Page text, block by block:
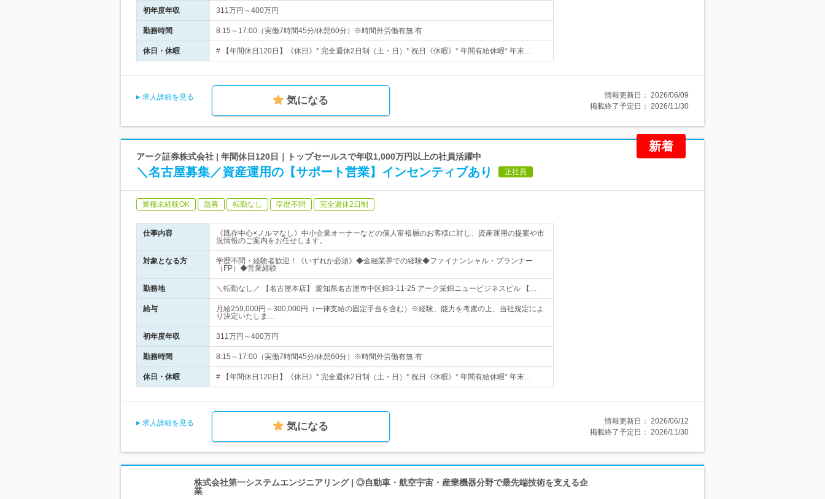
初年度年収 311万円～400万円
勤務時間 8:15～17:00（実働7時間45分/休憩60分）※時間外労働有無:有
休日・休暇 # 【年間休日120日】《休日》* 完全週休2日制（土・日）* 祝日《休暇》* 年間有給休暇* 年末…
求人詳細を見る 気になる 情報更新日： 2026/06/09
掲載終了予定日： 2026/11/30
新着
アーク証券株式会社 | 年間休日120日｜トップセールスで年収1,000万円以上の社員活躍中
＼名古屋募集／資産運用の【サポート営業】インセンティブあり 正社員
業種未経験OK 急募 転勤なし 学歴不問 完全週休2日制
仕事内容
《既存中心×ノルマなし》中小企業オーナーなどの個人富裕層のお客様に対し、資産運用の提案や市
況情報のご案内をお任せします。
対象となる方
学歴不問・経験者歓迎！《いずれか必須》◆金融業界での経験◆ファイナンシャル・プランナー
（FP）◆営業経験
勤務地 ＼転勤なし／ 【名古屋本店】 愛知県名古屋市中区錦3-11-25 アーク栄錦ニュービジネスビル 【…
給与
月給259,000円～300,000円（一律支給の固定手当を含む）※経験、能力を考慮の上、当社規定によ
り決定いたしま…
初年度年収 311万円～400万円
勤務時間 8:15～17:00（実働7時間45分/休憩60分）※時間外労働有無:有
休日・休暇 # 【年間休日120日】《休日》* 完全週休2日制（土・日）* 祝日《休暇》* 年間有給休暇* 年末…
求人詳細を見る 気になる 情報更新日： 2026/06/12
掲載終了予定日： 2026/11/30
株式会社第一システムエンジニアリング | ◎自動車・航空宇宙・産業機器分野で最先端技術を支える企
業